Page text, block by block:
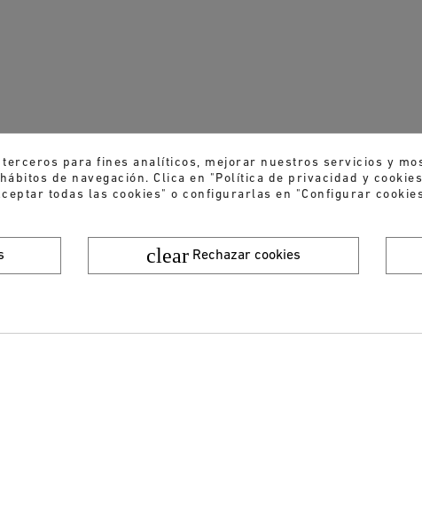
para fines analíticos, mejorar nuestros servicios y
de navegación. Clica en "Política de privacidad y
todas las cookies" o configurarlas en "Configurar
clear Rechazar cookies